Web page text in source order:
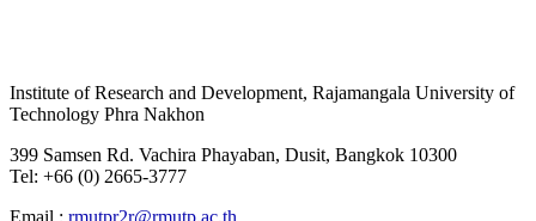
Institute of Research and Development, Rajamangala University of
Technology Phra Nakhon
399 Samsen Rd. Vachira Phayaban, Dusit, Bangkok 10300
Tel: +66 (0) 2665-3777
Email : rmutpr2r@rmutp.ac.th